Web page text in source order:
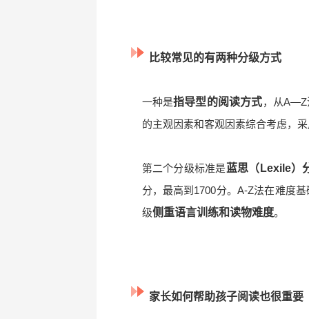
比较常见的有两种分级方式
一种是指导型的阅读方式，从A—Z
的主观因素和客观因素综合考虑，
第二个分级标准是蓝思（Lexile）
分，最高到1700分。A-Z法在难度
级侧重语言训练和读物难度。
家长如何帮助孩子阅读也很重要